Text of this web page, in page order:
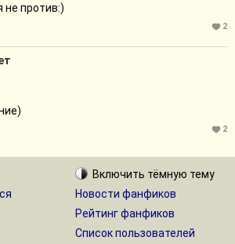
не против:)
2
2
Включить тёмную тему
Новости фанфиков
Рейтинг фанфиков
Список пользователей